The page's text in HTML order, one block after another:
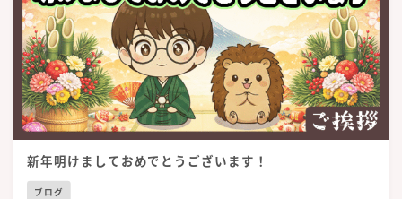
新年明けましておめでとうございます！
ブログ